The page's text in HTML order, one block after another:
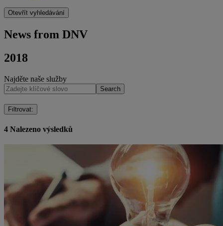
Otevřít vyhledávání
News from DNV
2018
Najděte naše služby
Search
Filtrovat:
4 Nalezeno výsledků